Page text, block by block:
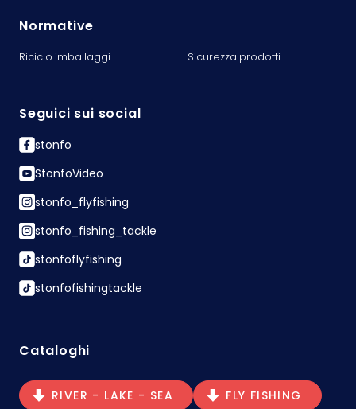
Normative
Riciclo imballaggi Sicurezza prodotti
Seguici sui social
stonfo
StonfoVideo
stonfo_flyfishing
stonfo_fishing_tackle
stonfoflyfishing
stonfofishingtackle
Cataloghi
RIVER - LAKE - SEA FLY FISHING